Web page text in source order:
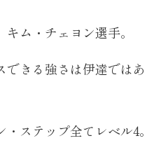
ム・チェヨン選手。
できる強さは伊達ではあ
ステップ全てレベル4。